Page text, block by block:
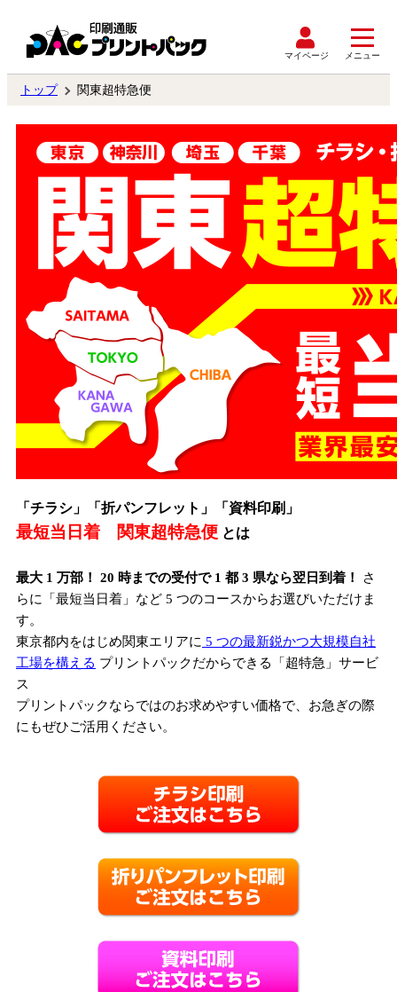
マイページ メニュー
トップ 関東超特急便
「チラシ」「折パンフレット」「資料印刷」
最短当日着 関東超特急便 とは
最大 1 万部！ 20 時までの受付で 1 都 3 県なら翌日到着！
さ
らに「最短当日着」など 5 つのコースからお選びいただけま
す。
東京都内をはじめ関東エリアに 5 つの最新鋭かつ大規模自社
工場を構える プリントパックだからできる「超特急」サービ
ス
プリントパックならではのお求めやすい価格で、お急ぎの際
にもぜひご活用ください。